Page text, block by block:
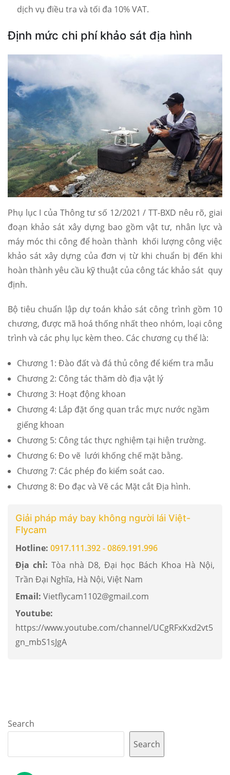
dịch vụ điều tra và tối đa 10% VAT.
Định mức chi phí khảo sát địa hình
Phụ lục I của Thông tư số 12/2021 / TT-BXD nêu rõ, giai
đoạn khảo sát xây dựng bao gồm vật tư, nhân lực và
máy móc thi công để hoàn thành khối lượng công việc
khảo sát xây dựng của đơn vị từ khi chuẩn bị đến khi
hoàn thành yêu cầu kỹ thuật của công tác khảo sát quy
định.
Bộ tiêu chuẩn lập dự toán khảo sát công trình gồm 10
chương, được mã hoá thống nhất theo nhóm, loại công
trình và các phụ lục kèm theo. Các chương cụ thể là:
Chương 1: Đào đất và đá thủ công để kiểm tra mẫu
Chương 2: Công tác thăm dò địa vật lý
Chương 3: Hoạt động khoan
Chương 4: Lắp đặt ống quan trắc mực nước ngầm
giếng khoan
Chương 5: Công tác thực nghiệm tại hiện trường.
Chương 6: Đo vẽ lưới khống chế mặt bằng.
Chương 7: Các phép đo kiểm soát cao.
Chương 8: Đo đạc và Vẽ các Mặt cắt Địa hình.
Giải pháp máy bay không người lái Việt-
Flycam
Hotline: 0917.111.392 - 0869.191.996
Địa chỉ: Tòa nhà D8, Đại học Bách Khoa Hà Nội,
Trần Đại Nghĩa, Hà Nội, Việt Nam
Email: Vietflycam1102@gmail.com
Youtube:
https://www.youtube.com/channel/UCgRFxKxd2vt5
gn_mbS1sJgA
Search
Search